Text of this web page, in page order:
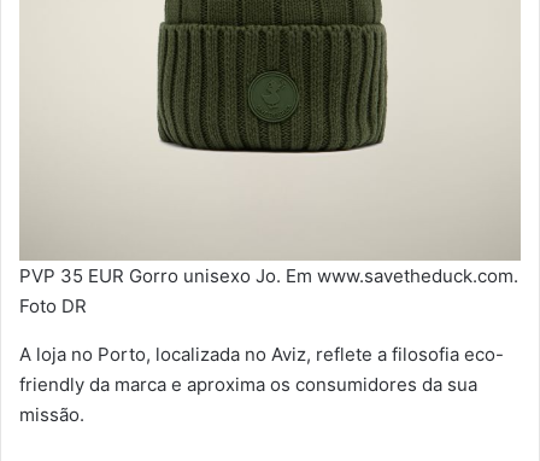
PVP 35 EUR Gorro unisexo Jo. Em www.savetheduck.com.
Foto DR
A loja no Porto, localizada no Aviz, reflete a filosofia eco-
friendly da marca e aproxima os consumidores da sua
missão.